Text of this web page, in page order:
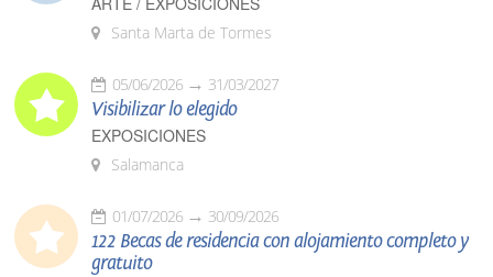
Santa Marta de Tormes
05/06/2026 31/03/2027
Visibilizar lo elegido
EXPOSICIONES
Salamanca
01/07/2026 30/09/2026
122 Becas de residencia con alojamiento completo y
gratuito